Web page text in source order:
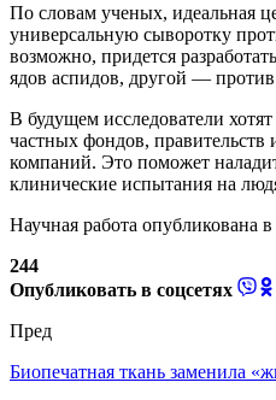
По словам ученых, идеальная
универсальную сыворотку
возможно, придется
ядов аспидов, другой —
В будущем исследователи
частных фондов, правительств
компаний. Это поможет
клинические испытания на
Научная работа опубликована
244
Опубликовать в соцсетях
Пред
Биопечатная ткань заменила